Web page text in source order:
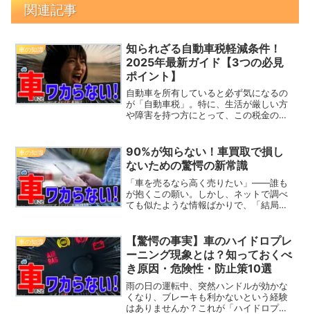
関連記事
車の知識
知られざる自動車税軽減条件！
2025年最新ガイド【3つの必見
ポイント】
自動車を所有していると必ず気になるの
が「自動車税」。特に、生活が厳しい方
や障害を持つ方にとって、この税金の軽
税金の減免を受けられるのか、正確には
知らないのが現実です。そこ...
車の知識
90%が知らない！車買取で損し
ないための驚愕の新常識
「車を売るなら高く売りたい」――誰も
が抱くこの願い。しかし、ネットで調べ
ても似たような情報ばかりで、「結局ど
格の仕組みや査定のポイント、ベストな
売却タイミングは未知の...
車の知識
【驚愕の事実】車のハイドロプレ
ーニング現象とは？知っておくべ
き原因・危険性・防止策10選
雨の日の運転中、突然ハンドルが効かな
くなり、ブレーキも利かないという経験
はありませんか？これが「ハイドロプレ